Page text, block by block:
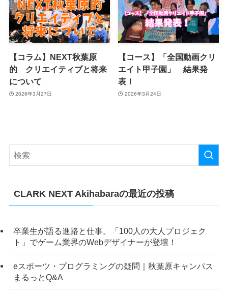
【コラム】NEXT秋葉原
的 クリエイティブと将来
について
2026年3月27日
【コース】「全国動画クリ
エイト甲子園」 結果発
表！
2026年3月24日
CLARK NEXT Akihabaraの最近の投稿
卒業生が語る進路と仕事。「100人の大人プロジェク
ト」でゲーム業界のWebデザイナーが登壇！
eスポーツ・プログラミングの疑問｜秋葉原キャンパス
まるっとQ&A